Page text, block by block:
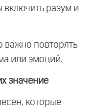
разум и
важно повторять
или эмоций.
значение
которые